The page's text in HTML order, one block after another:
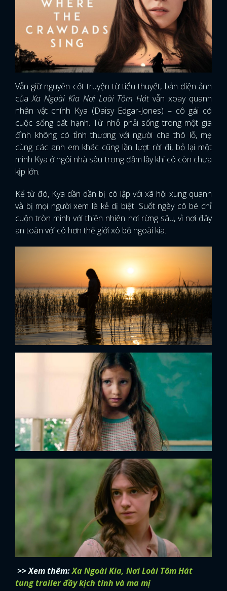
Vẫn giữ nguyên cốt truyện từ tiểu thuyết, bản điện ảnh
củaXa Ngoài Kia Nơi Loài Tôm Hátvẫn xoay quanh
nhân vật chính Kya (Daisy Edgar-Jones) – cô gái có
cuộc sống bất hạnh. Từ nhỏ phải sống trong một gia
đình không có tình thương với người cha thô lỗ, mẹ
cùng các anh em khác cũng lần lượt rời đi, bỏ lại một
mình Kya ở ngôi nhà sâu trong đầm lầy khi cô còn chưa
kịp lớn.
Kể từ đó, Kya dần dần bị cô lập với xã hội xung quanh
và bị mọi người xem là kẻ dị biệt. Suốt ngày cô bé chỉ
cuộn tròn mình với thiên nhiên nơi rừng sâu, vì nơi đây
an toàn với cô hơn thế giới xô bồ ngoài kia.
>> Xem thêm:Xa Ngoài Kia, Nơi Loài Tôm Hát
tung trailer đầy kịch tính và ma mị